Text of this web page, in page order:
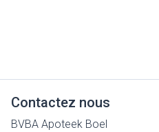
Contactez nous
BVBA Apoteek Boel